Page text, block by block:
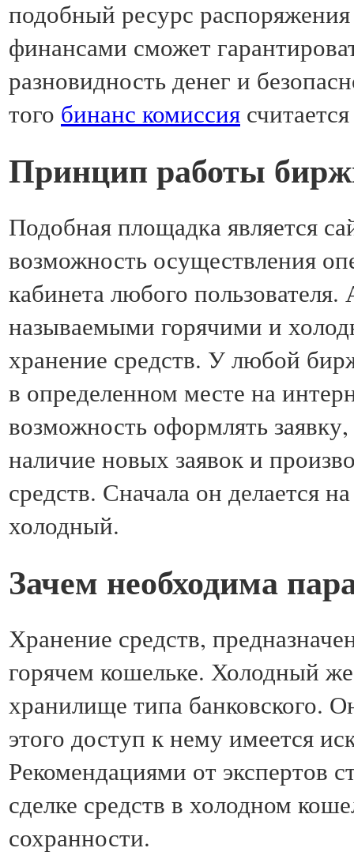
подобный ресурс
финансами сможет
разновидность денег и
того бинанс комиссия
Принцип работы
Подобная площадка является
возможность осуществления
кабинета любого
называемыми горячими и
хранение средств. У любой
в определенном месте на
возможность оформлять
наличие новых заявок и
средств. Сначала он делается
холодный.
Зачем необходима
Хранение средств,
горячем кошельке. Холодный
хранилище типа банковского.
этого доступ к нему имеется
Рекомендациями от экспертов
сделке средств в холодном
сохранности.